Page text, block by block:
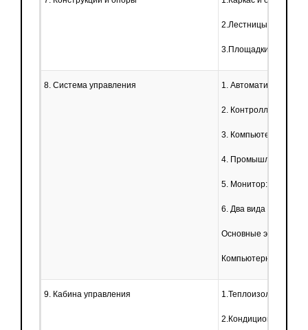
2.Лестницы
3.Площадки
8. Система управления 1.
2. Контроллер
3. Компьютерная
4. Промышленный
5. Монитор: 19
6. Два вида системы
Основные
Компьютерный стол,
9. Кабина управления
2.Кондиционер